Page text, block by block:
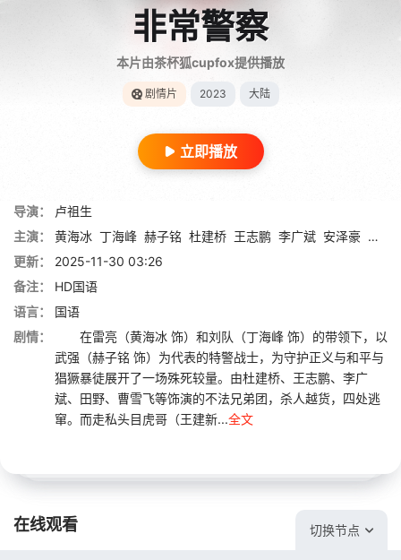
非常警察
本片由茶杯狐cupfox提供播放
剧情片 2023 大陆
立即播放
导演：
卢祖生
主演：
黄海冰 丁海峰 赫子铭 杜建桥 王志鹏 李广斌 安泽豪 田野
更新：
2025-11-30 03:26
备注：
HD国语
语言：
国语
剧情：
在雷亮（黄海冰 饰）和刘队（丁海峰 饰）的带领下，以
武强（赫子铭 饰）为代表的特警战士，为守护正义与和平与
猖獗暴徒展开了一场殊死较量。由杜建桥、王志鹏、李广
斌、田野、曹雪飞等饰演的不法兄弟团，杀人越货，四处逃
窜。而走私头目虎哥（王建新...全文
在线观看 切换节点